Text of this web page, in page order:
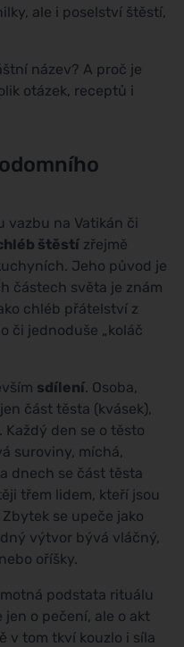
ale i poselství štěstí,
název? A proč je
otázek, receptů i
vazbu na Vatikán či
štěstí zřejmě
Jeho původ je
částech světa je znám
chléb přátelství z
či jednoduše „koláč
sdílení. Osoba,
část těsta (kvásek),
Každý den se o těsto
suroviny, míchá,
dnech se část těsta
třem lidem, kteří jsou
se upeče jako
výtvor bývá vláčný,
oříšky.
podstata rituálu
jen o pečení, ale o akt
v tom tkví kouzlo i síla